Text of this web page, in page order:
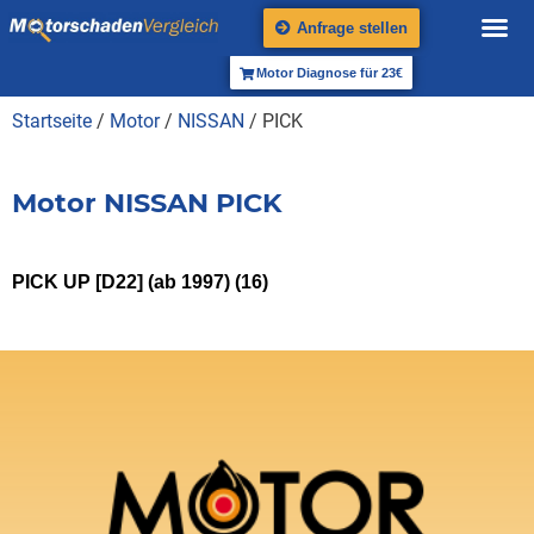
Anfrage stellen
Motor Diagnose für 23€
Startseite / Motor/ NISSAN / PICK
Motor NISSAN PICK
PICK UP [D22] (ab 1997) (16)